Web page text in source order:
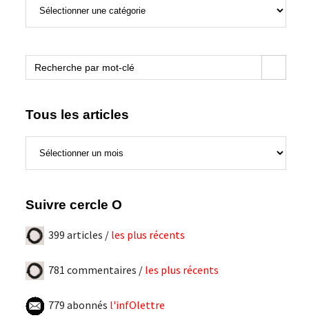
Search
for:
Search Button
Tous les articles
Suivre cercle O
399 articles / les plus récents
781 commentaires / les plus récents
779 abonnés l'infOlettre